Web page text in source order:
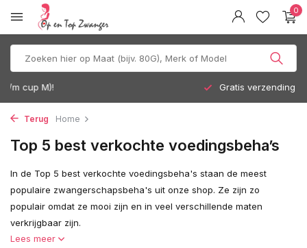
0
Gratis verzending vanaf 35 euro
Terug Home
Top 5 best verkochte voedingsbeha’s
In de Top 5 best verkochte voedingsbeha's staan de meest
populaire zwangerschapsbeha's uit onze shop. Ze zijn zo
populair omdat ze mooi zijn en in veel verschillende maten
verkrijgbaar zijn.
Lees meer